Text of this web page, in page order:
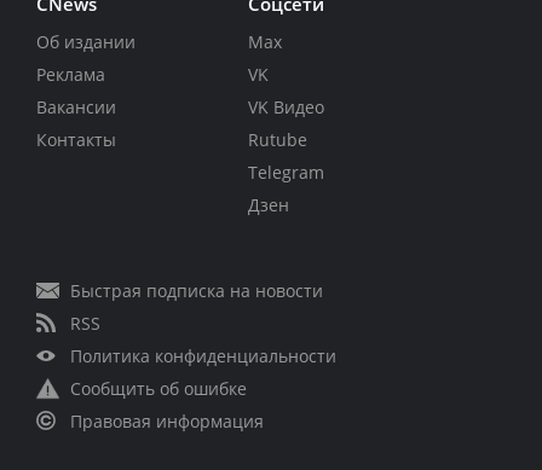
Об издании
Реклама
Вакансии
Контакты
Max
VK
VK Видео
Rutube
Telegram
Дзен
Быстрая подписка на новости
RSS
Политика конфиденциальности
Сообщить об ошибке
Правовая информация